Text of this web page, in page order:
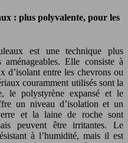
: plus polyvalente, pour les
est une technique plus
Elle consiste à
d’isolant entre les chevrons ou
couramment utilisés sont la
le polystyrène expansé et le
un niveau d’isolation et un
et la laine de roche sont
peuvent être irritantes. Le
à l’humidité, mais il est